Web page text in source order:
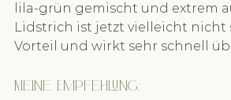
lila-grün gemischt und extrem
Lidstrich ist jetzt vielleicht nicht
Vorteil und wirkt sehr schnell
Meine Empfehlung: